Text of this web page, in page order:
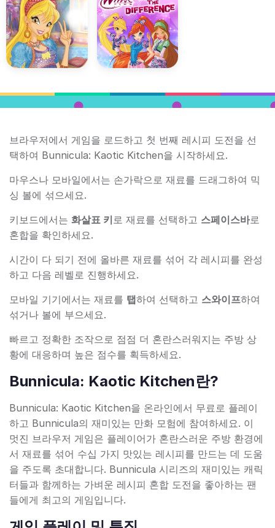
브라우저에서 게임을 로드하고 첫 번째 레시피 도전을 선
택하여 Bunnicula: Kaotic Kitchen을 시작하세요.
마우스나 모바일에서는 손가락으로 재료를 드래그하여 믹
싱 볼에 섞으세요.
키보드에서는 화살표 키로 재료를 선택하고 스페이스바로
혼합을 확인하세요.
시간이 다 되기 전에 올바른 재료를 섞어 각 레시피를 완성
하고 다음 레벨로 진행하세요.
모바일 기기에서는 재료를 탭하여 선택하고 스와이프하여
섞거나 볼에 부으세요.
빠르고 정확한 조작으로 점점 더 혼란스러워지는 주방 상
황에 대응하며 높은 점수를 획득하세요.
Bunnicula: Kaotic Kitchen란?
Bunnicula: Kaotic Kitchen을 온라인에서 무료로 플레이
하고 Bunnicula의 재미있는 만화 모험에 참여하세요. 이
멋진 브라우저 게임은 플레이어가 혼란스러운 주방 환경에
서 재료를 섞어 수십 가지 맛있는 레시피를 만드는 데 도움
을 주도록 초대합니다. Bunnicula 시리즈의 재미있는 캐릭
터들과 함께하는 가벼운 레시피 혼합 도전을 좋아하는 팬
들에게 최고의 게임입니다.